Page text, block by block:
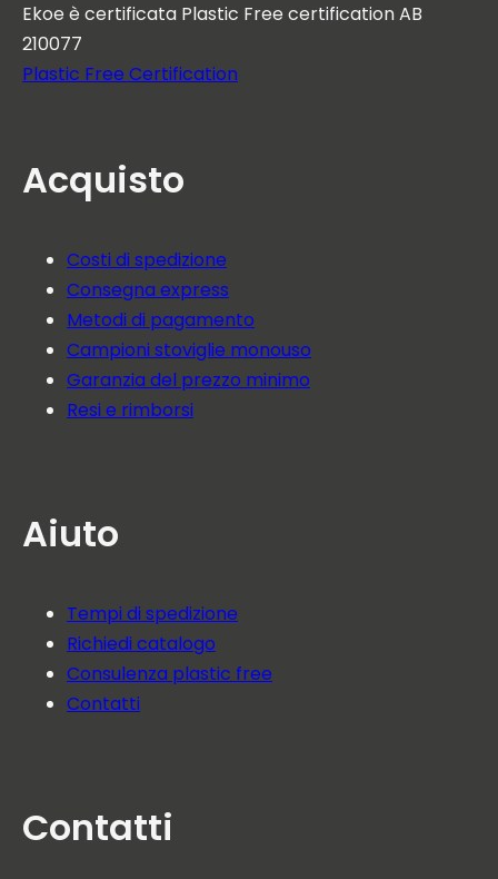
Ekoe è certificata Plastic Free certification AB
210077
Plastic Free Certification
Acquisto
Costi di spedizione
Consegna express
Metodi di pagamento
Campioni stoviglie monouso
Garanzia del prezzo minimo
Resi e rimborsi
Aiuto
Tempi di spedizione
Richiedi catalogo
Consulenza plastic free
Contatti
Contatti